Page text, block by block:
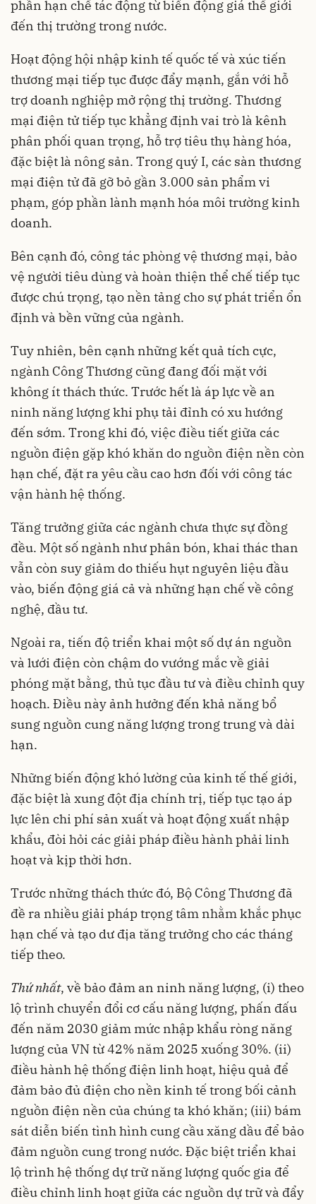
phần hạn chế tác động từ biến động giá thế giới
đến thị trường trong nước.
Hoạt động hội nhập kinh tế quốc tế và xúc tiến
thương mại tiếp tục được đẩy mạnh, gắn với hỗ
trợ doanh nghiệp mở rộng thị trường. Thương
mại điện tử tiếp tục khẳng định vai trò là kênh
phân phối quan trọng, hỗ trợ tiêu thụ hàng hóa,
đặc biệt là nông sản. Trong quý I, các sàn thương
mại điện tử đã gỡ bỏ gần 3.000 sản phẩm vi
phạm, góp phần lành mạnh hóa môi trường kinh
doanh.
Bên cạnh đó, công tác phòng vệ thương mại, bảo
vệ người tiêu dùng và hoàn thiện thể chế tiếp tục
được chú trọng, tạo nền tảng cho sự phát triển ổn
định và bền vững của ngành.
Tuy nhiên, bên cạnh những kết quả tích cực,
ngành Công Thương cũng đang đối mặt với
không ít thách thức. Trước hết là áp lực về an
ninh năng lượng khi phụ tải đỉnh có xu hướng
đến sớm. Trong khi đó, việc điều tiết giữa các
nguồn điện gặp khó khăn do nguồn điện nền còn
hạn chế, đặt ra yêu cầu cao hơn đối với công tác
vận hành hệ thống.
Tăng trưởng giữa các ngành chưa thực sự đồng
đều. Một số ngành như phân bón, khai thác than
vẫn còn suy giảm do thiếu hụt nguyên liệu đầu
vào, biến động giá cả và những hạn chế về công
nghệ, đầu tư.
Ngoài ra, tiến độ triển khai một số dự án nguồn
và lưới điện còn chậm do vướng mắc về giải
phóng mặt bằng, thủ tục đầu tư và điều chỉnh quy
hoạch. Điều này ảnh hưởng đến khả năng bổ
sung nguồn cung năng lượng trong trung và dài
hạn.
Những biến động khó lường của kinh tế thế giới,
đặc biệt là xung đột địa chính trị, tiếp tục tạo áp
lực lên chi phí sản xuất và hoạt động xuất nhập
khẩu, đòi hỏi các giải pháp điều hành phải linh
hoạt và kịp thời hơn.
Trước những thách thức đó, Bộ Công Thương đã
đề ra nhiều giải pháp trọng tâm nhằm khắc phục
hạn chế và tạo dư địa tăng trưởng cho các tháng
tiếp theo.
Thứ nhất, về bảo đảm an ninh năng lượng, (i) theo
lộ trình chuyển đổi cơ cấu năng lượng, phấn đấu
đến năm 2030 giảm mức nhập khẩu ròng năng
lượng của VN từ 42% năm 2025 xuống 30%. (ii)
điều hành hệ thống điện linh hoạt, hiệu quả để
đảm bảo đủ điện cho nền kinh tế trong bối cảnh
nguồn điện nền của chúng ta khó khăn; (iii) bám
sát diễn biến tình hình cung cầu xăng dầu để bảo
đảm nguồn cung trong nước. Đặc biệt triển khai
lộ trình hệ thống dự trữ năng lượng quốc gia để
điều chỉnh linh hoạt giữa các nguồn dự trữ và đẩy